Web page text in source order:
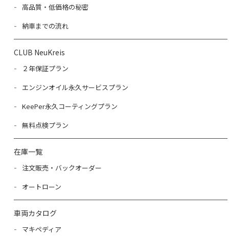
高品質・低価格の秘密
納車までの流れ
CLUB NeuKreis
２年保証プラン
エンジンオイル永久サービスプラン
KeePer永久コーティングプラン
無料点検プラン
在庫一覧
注文販売・バックオーダー
オートローン
車両カタログ
マキペディア